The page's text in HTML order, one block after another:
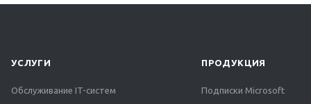
УСЛУГИ
Обслуживание IT-систем
ПРОДУКЦИЯ
Подписки Microsoft